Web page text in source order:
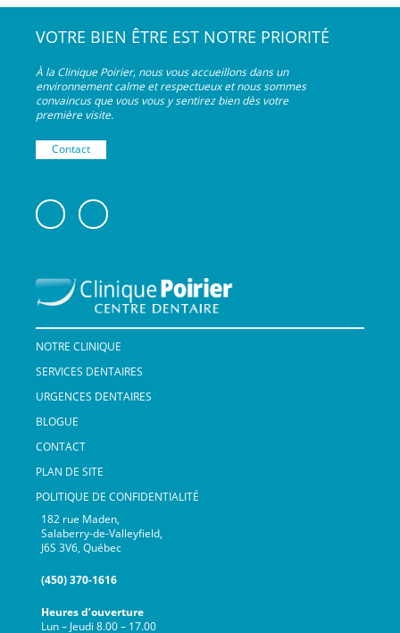
VOTRE BIEN ÊTRE EST NOTRE PRIORITÉ
À la Clinique Poirier, nous vous accueillons dans un
environnement calme et respectueux et nous sommes
convaincus que vous vous y sentirez bien dès votre
première visite.
Contact
NOTRE CLINIQUE
SERVICES DENTAIRES
URGENCES DENTAIRES
BLOGUE
CONTACT
PLAN DE SITE
POLITIQUE DE CONFIDENTIALITÉ
182 rue Maden,
Salaberry-de-Valleyfield,
J6S 3V6, Québec
(450) 370-1616
Heures d’ouverture
Lun – Jeudi 8.00 – 17.00